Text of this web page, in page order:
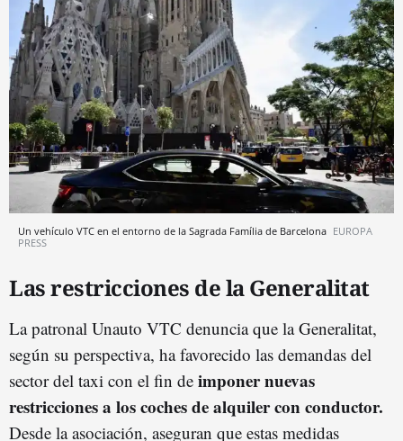
Un vehículo VTC en el entorno de la Sagrada Família de Barcelona EUROPA
PRESS
Las restricciones de la Generalitat
La patronal Unauto VTC denuncia que la Generalitat,
según su perspectiva, ha favorecido las demandas del
sector del taxi con el fin de imponer nuevas
restricciones a los coches de alquiler con conductor.
Desde la asociación, aseguran que estas medidas